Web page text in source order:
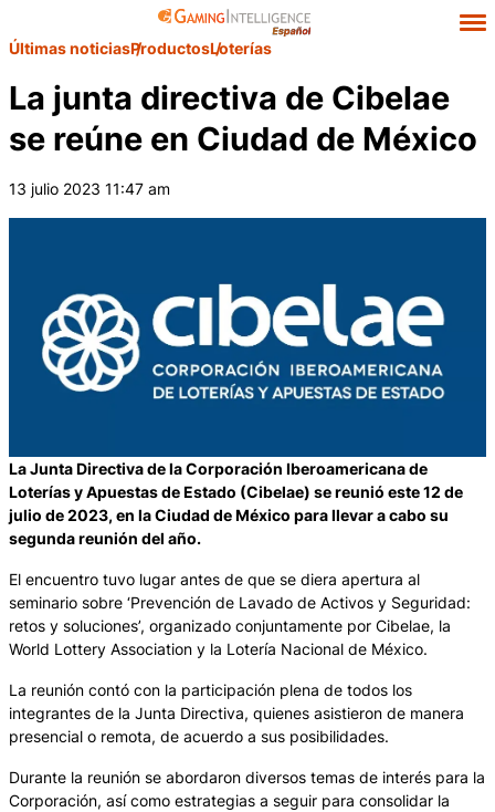
Últimas noticiasProductosLoterías
La junta directiva de Cibelae
se reúne en Ciudad de México
13 julio 2023 11:47 am
La Junta Directiva de la Corporación Iberoamericana de
Loterías y Apuestas de Estado (Cibelae) se reunió este 12 de
julio de 2023, en la Ciudad de México para llevar a cabo su
segunda reunión del año.
El encuentro tuvo lugar antes de que se diera apertura al
seminario sobre ‘Prevención de Lavado de Activos y Seguridad:
retos y soluciones’, organizado conjuntamente por Cibelae, la
World Lottery Association y la Lotería Nacional de México.
La reunión contó con la participación plena de todos los
integrantes de la Junta Directiva, quienes asistieron de manera
presencial o remota, de acuerdo a sus posibilidades.
Durante la reunión se abordaron diversos temas de interés para la
Corporación, así como estrategias a seguir para consolidar la